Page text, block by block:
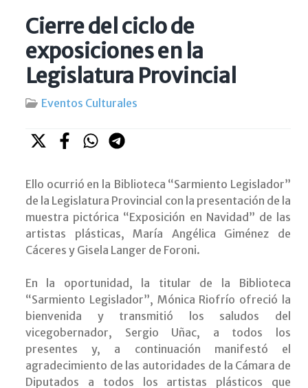
Cierre del ciclo de
exposiciones en la
Legislatura Provincial
Eventos Culturales
Ello ocurrió en la Biblioteca “Sarmiento Legislador”
de la Legislatura Provincial con la presentación de la
muestra pictórica “Exposición en Navidad” de las
artistas plásticas, María Angélica Giménez de
Cáceres y Gisela Langer de Foroni.
En la oportunidad, la titular de la Biblioteca
“Sarmiento Legislador”, Mónica Riofrío ofreció la
bienvenida y transmitió los saludos del
vicegobernador, Sergio Uñac, a todos los
presentes y, a continuación manifestó el
agradecimiento de las autoridades de la Cámara de
Diputados a todos los artistas plásticos que